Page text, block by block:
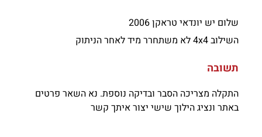
שלום יש יונדאי טראקן 2006
השילוב 4x4 לא משתחרר מיד לאחר הניתוק
תשובה
התקלה מצריכה הסבר ובדיקה נוספת. נא השאר פרטים
באתר ונציג הילוך שישי יצור איתך קשר